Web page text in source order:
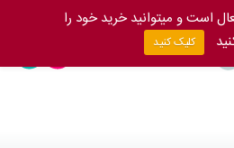
است و میتوانید خرید خود را
کلیک کنید